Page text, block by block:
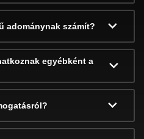
adománynak számít?
egyébként a